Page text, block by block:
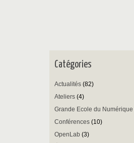
Catégories
Actualités (82)
Ateliers (4)
Grande Ecole du Numérique
Conférences (10)
OpenLab (3)